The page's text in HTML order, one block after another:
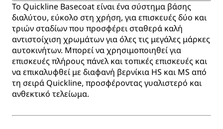
Το Quickline Basecoat είναι ένα σύστημα βάσης
διαλύτου, εύκολο στη χρήση, για επισκευές δύο και
τριών σταδίων που προσφέρει σταθερά καλή
αντιστοίχιση χρωμάτων για όλες τις μεγάλες μάρκες
αυτοκινήτων. Μπορεί να χρησιμοποιηθεί για
επισκευές πλήρους πάνελ και τοπικές επισκευές και
να επικαλυφθεί με διαφανή βερνίκια HS και MS από
τη σειρά Quickline, προσφέροντας γυαλιστερό και
ανθεκτικό τελείωμα.